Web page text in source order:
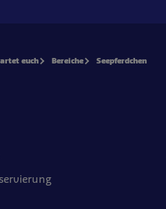
euch Bereiche Seepferdchen